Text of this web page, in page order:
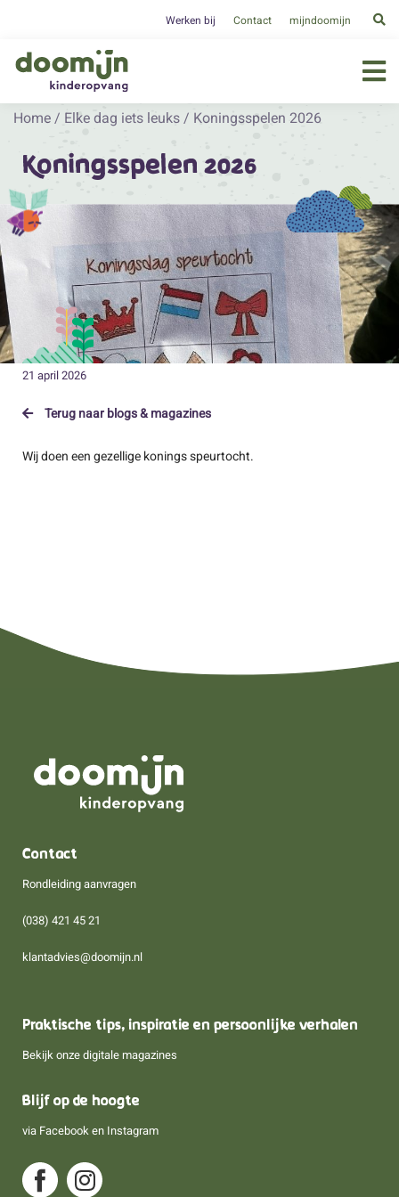
Werken bij Contact mijndoomijn
Home / Elke dag iets leuks / Koningsspelen 2026
Koningsspelen 2026
21 april 2026
Terug naar blogs & magazines
Wij doen een gezellige konings speurtocht.
Contact
Rondleiding aanvragen
(038) 421 45 21
klantadvies@doomijn.nl
Praktische tips, inspiratie en persoonlijke verhalen
Bekijk onze digitale magazines
Blijf op de hoogte
via Facebook en Instagram